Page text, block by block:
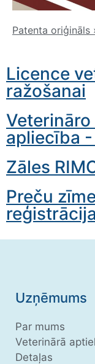
Patenta oriģināls
Licence
ražošanai
apliecība -
Zāles
Preču
Uzņēmums
Par mums
Veterinārā
Detaļas